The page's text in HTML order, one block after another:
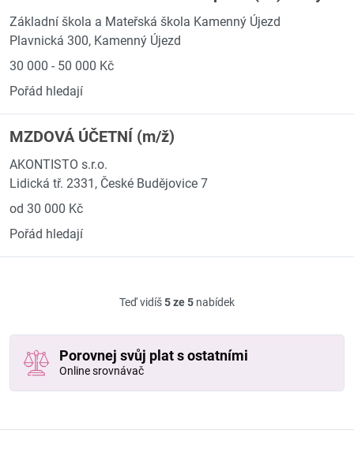
Základní škola a Mateřská škola Kamenný Újezd
Plavnická 300, Kamenný Újezd
30 000 - 50 000 Kč
Pořád hledají
MZDOVÁ ÚČETNÍ (m/ž)
AKONTISTO s.r.o.
Lidická tř. 2331, České Budějovice 7
od 30 000 Kč
Pořád hledají
Teď vidíš5 ze 5 nabídek
Porovnej svůj plat s ostatními
Online srovnávač